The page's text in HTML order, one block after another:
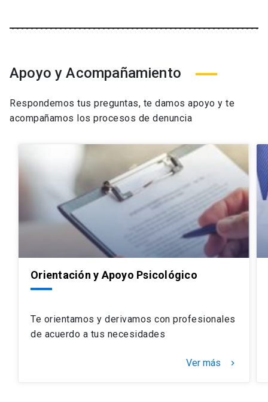
Apoyo y Acompañamiento
Respondemos tus preguntas, te damos apoyo y te
acompañamos los procesos de denuncia
Orientación y Apoyo Psicológico
Te orientamos y derivamos con profesionales
de acuerdo a tus necesidades
Ver más keyboard_arrow_right